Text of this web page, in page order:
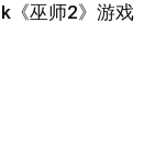
《巫师2》游戏